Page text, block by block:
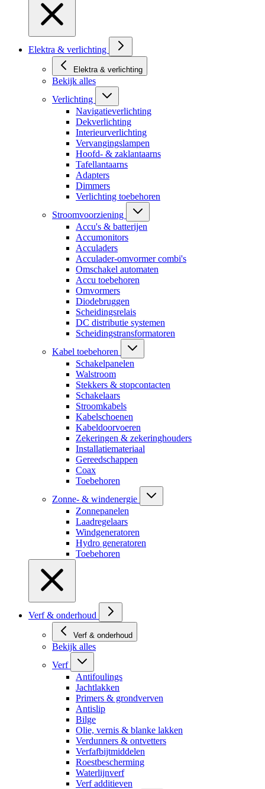
Elektra & verlichting
Elektra & verlichting
Bekijk alles
Verlichting
Navigatieverlichting
Dekverlichting
Interieurverlichting
Vervangingslampen
Hoofd- & zaklantaarns
Tafellantaarns
Adapters
Dimmers
Verlichting toebehoren
Stroomvoorziening
Accu's & batterijen
Accumonitors
Acculaders
Acculader-omvormer combi's
Omschakel automaten
Accu toebehoren
Omvormers
Diodebruggen
Scheidingsrelais
DC distributie systemen
Scheidingstransformatoren
Kabel toebehoren
Schakelpanelen
Walstroom
Stekkers & stopcontacten
Schakelaars
Stroomkabels
Kabelschoenen
Kabeldoorvoeren
Zekeringen & zekeringhouders
Installatiemateriaal
Gereedschappen
Coax
Toebehoren
Zonne- & windenergie
Zonnepanelen
Laadregelaars
Windgeneratoren
Hydro generatoren
Toebehoren
Verf & onderhoud
Verf & onderhoud
Bekijk alles
Verf
Antifoulings
Jachtlakken
Primers & grondverven
Antislip
Bilge
Olie, vernis & blanke lakken
Verdunners & ontvetters
Verfafbijtmiddelen
Roestbescherming
Waterlijnverf
Verf additieven